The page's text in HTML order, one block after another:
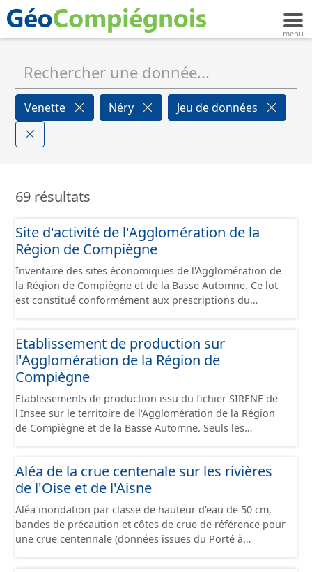
Venette Néry Jeu de données
69 résultats
Site d'activité de l'Agglomération de la
Région de Compiègne
Inventaire des sites économiques de l'Agglomération de
la Région de Compiègne et de la Basse Automne. Ce lot
est constitué conformément aux prescriptions du
Etablissement de production sur
l'Agglomération de la Région de
Compiègne
Etablissements de production issu du fichier SIRENE de
l'Insee sur le territoire de l'Agglomération de la Région
de Compiègne et de la Basse Automne. Seuls les
et structurés conformément aux prescriptions du
standard CNIG Sites Economiques. Ce lot ne contient pas
jour. Il est filtré au-delà des prescriptions du CNIG se
limitant aux SCI.
Aléa de la crue centenale sur les rivières
de l'Oise et de l'Aisne
Aléa inondation par classe de hauteur d'eau de 50 cm,
bandes de précaution et côtes de crue de référence pour
une crue centennale (données issues du Porté à